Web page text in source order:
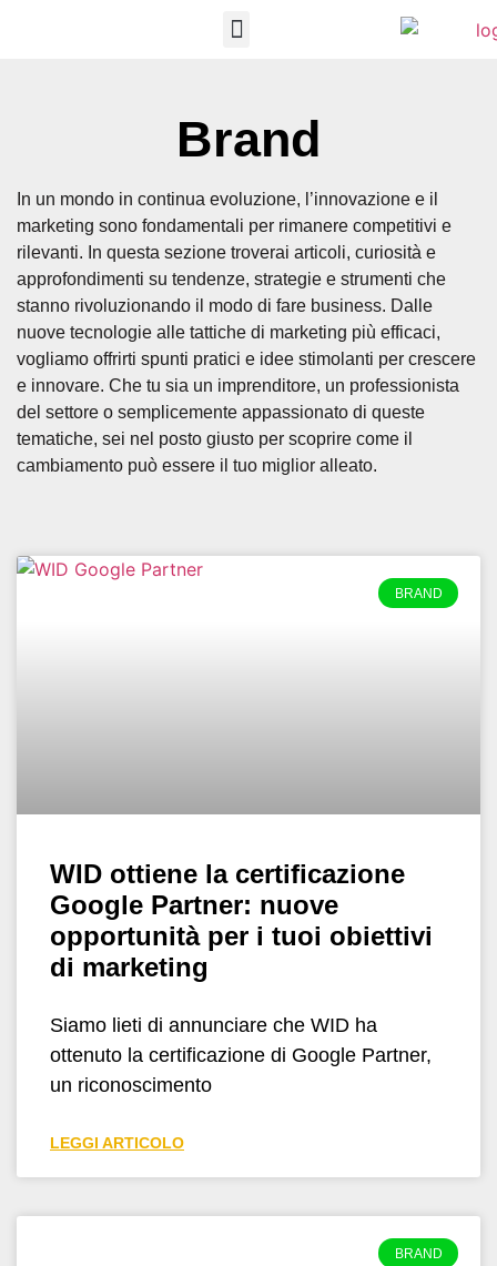
Brand
In un mondo in continua evoluzione, l’innovazione e il
marketing sono fondamentali per rimanere competitivi e
rilevanti. In questa sezione troverai articoli, curiosità e
approfondimenti su tendenze, strategie e strumenti che
stanno rivoluzionando il modo di fare business. Dalle
nuove tecnologie alle tattiche di marketing più efficaci,
vogliamo offrirti spunti pratici e idee stimolanti per crescere
e innovare. Che tu sia un imprenditore, un professionista
del settore o semplicemente appassionato di queste
tematiche, sei nel posto giusto per scoprire come il
cambiamento può essere il tuo miglior alleato.
BRAND
WID ottiene la certificazione
Google Partner: nuove
opportunità per i tuoi obiettivi
di marketing
Siamo lieti di annunciare che WID ha
ottenuto la certificazione di Google Partner,
un riconoscimento
LEGGI ARTICOLO
BRAND